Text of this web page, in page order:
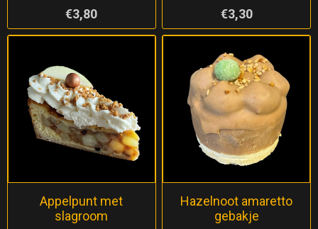
€3,80
€3,30
Appelpunt met
slagroom
Hazelnoot amaretto
gebakje